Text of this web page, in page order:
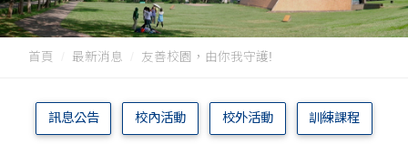
首頁 最新消息 友善校園，由你我守護!
訊息公告 校內活動 校外活動 訓練課程